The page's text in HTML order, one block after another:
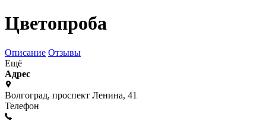
Цветопроба
Описание Отзывы
Ещё
Адрес
Волгоград, проспект Ленина, 41
Телефон